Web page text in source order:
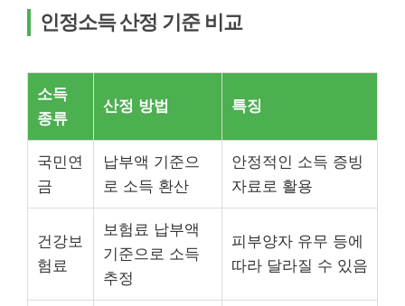
인정소득 산정 기준 비교
소득
종류
산정 방법 특징
국민연
금
납부액 기준으
로 소득 환산
안정적인 소득 증빙
자료로 활용
건강보
험료
보험료 납부액
기준으로 소득
추정
피부양자 유무 등에
따라 달라질 수 있음